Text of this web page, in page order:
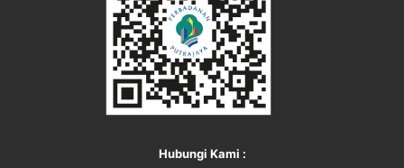
Hubungi Kami :